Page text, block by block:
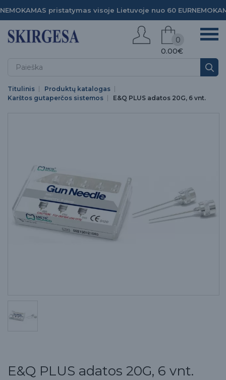
NEMOKAMAS pristatymas visoje Lietuvoje nuo 60 EUR
0.00€
0
Titulinis
Produktų katalogas
Karštos gutaperčos sistemos
E&Q PLUS adatos 20G, 6 vnt.
E&Q PLUS adatos 20G, 6 vnt.